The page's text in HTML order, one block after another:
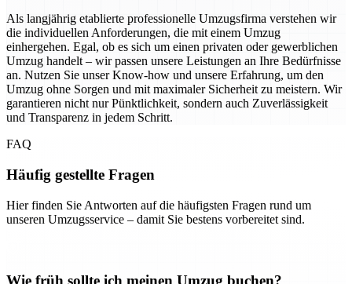
Als langjährig etablierte professionelle Umzugsfirma verstehen wir
die individuellen Anforderungen, die mit einem Umzug
einhergehen. Egal, ob es sich um einen privaten oder gewerblichen
Umzug handelt – wir passen unsere Leistungen an Ihre Bedürfnisse
an. Nutzen Sie unser Know-how und unsere Erfahrung, um den
Umzug ohne Sorgen und mit maximaler Sicherheit zu meistern. Wir
garantieren nicht nur Pünktlichkeit, sondern auch Zuverlässigkeit
und Transparenz in jedem Schritt.
FAQ
Häufig gestellte Fragen
Hier finden Sie Antworten auf die häufigsten Fragen rund um
unseren Umzugsservice – damit Sie bestens vorbereitet sind.
Wie früh sollte ich meinen Umzug buchen?